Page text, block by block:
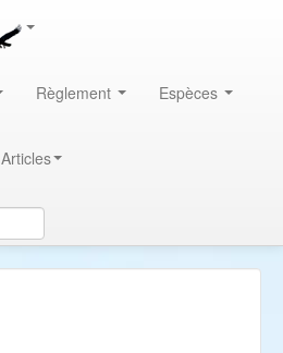
Règlement Espèces
Articles